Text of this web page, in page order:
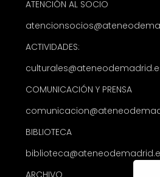
ATENCIÓN AL SOCIO
ACTIVIDADES:
COMUNICACIÓN Y PRENSA
BIBLIOTECA